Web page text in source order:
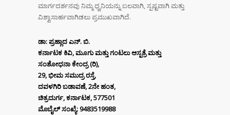
ಮಾರ್ಗದರ್ಶನವು ನಿಮ್ಮ ಧ್ವನಿಯನ್ನು ಬಲವಾಗಿ, ಸ್ಪಷ್ಟವಾಗಿ ಮತ್ತು
ವಿಶ್ವಾಸಾರ್ಹವಾಗಿಡಲು ಪ್ರಮುಖವಾಗಿದೆ.
ಡಾ: ಪ್ರಹ್ಲಾದ ಎನ್. ಬಿ.
ಕರ್ನಾಟಕ ಕಿವಿ,ಮೂಗು ಮತ್ತು ಗಂಟಲು ಆಸ್ಪತ್ರೆ ಮತ್ತು
ಸಂಶೋಧನಾ ಕೇಂದ್ರ (ರಿ),
29,ಭೀಮ ಸಮುದ್ರ ರಸ್ತೆ,
ದವಳಗಿರಿ ಬಡಾವಣೆ, 2ನೇ ಹಂತ,
ಚಿತ್ರದುರ್ಗ,ಕರ್ನಾಟಕ, 577501
ಮೊಬೈಲ್ ಸಂಖ್ಯೆ:9483519988